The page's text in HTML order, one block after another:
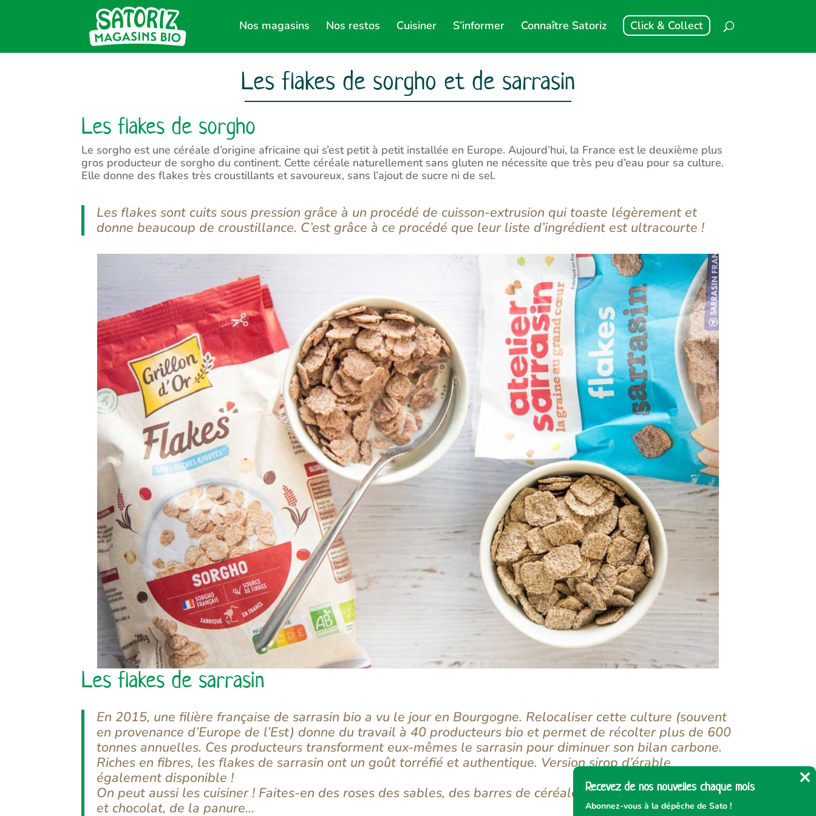
Nos magasins Nos restos Cuisiner S’informer Connaître Satoriz Click & Collect
Les flakes de sorgho et de sarrasin
Les flakes de sorgho
Le sorgho est une céréale d’origine africaine qui s’est petit à petit installée en Europe. Aujourd’hui, la France est le deuxième plus
gros producteur de sorgho du continent. Cette céréale naturellement sans gluten ne nécessite que très peu d’eau pour sa culture.
Elle donne des flakes très croustillants et savoureux, sans l’ajout de sucre ni de sel.
Les flakes sont cuits sous pression grâce à un procédé de cuisson-extrusion qui toaste légèrement et
donne beaucoup de croustillance. C’est grâce à ce procédé que leur liste d’ingrédient est ultracourte !
Les flakes de sarrasin
En 2015, une filière française de sarrasin bio a vu le jour en Bourgogne. Relocaliser cette culture (souvent
en provenance d’Europe de l’Est) donne du travail à 40 producteurs bio et permet de récolter plus de 600
tonnes annuelles. Ces producteurs transforment eux-mêmes le sarrasin pour diminuer son bilan carbone.
Riches en fibres, les flakes de sarrasin ont un goût torréfié et authentique. Version sirop d’érable
également disponible !
On peut aussi les cuisiner ! Faites-en des roses des sables, des barres de céréales au beurre de cacahuète
et chocolat, de la panure…
Recevez de nos nouvelles chaque mois
Abonnez-vous à la dépêche de Sato !